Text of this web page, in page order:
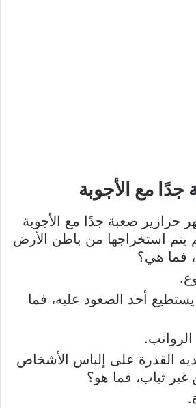
مع الأجوبة
حزازير صعبة جدًا مع الأجوبة
يتم استخراجها من باطن الأرض
فما هي؟
أحد الصعود عليه، فما
القدرة على إلباس الأشخاص
ثياب، فما هو؟